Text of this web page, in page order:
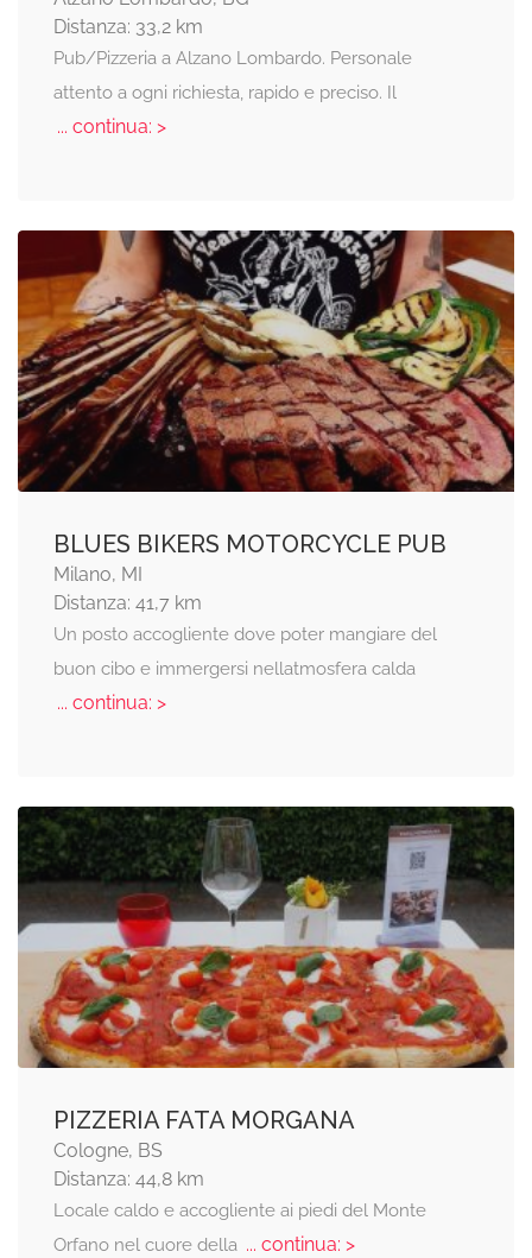
Distanza: 33,2 km
Pub/Pizzeria a Alzano Lombardo. Personale
attento a ogni richiesta, rapido e preciso. Il
... continua: >
BLUES BIKERS MOTORCYCLE PUB
Milano, MI
Distanza: 41,7 km
Un posto accogliente dove poter mangiare del
buon cibo e immergersi nellatmosfera calda
... continua: >
PIZZERIA FATA MORGANA
Cologne, BS
Distanza: 44,8 km
Locale caldo e accogliente ai piedi del Monte
Orfano nel cuore della... continua: >